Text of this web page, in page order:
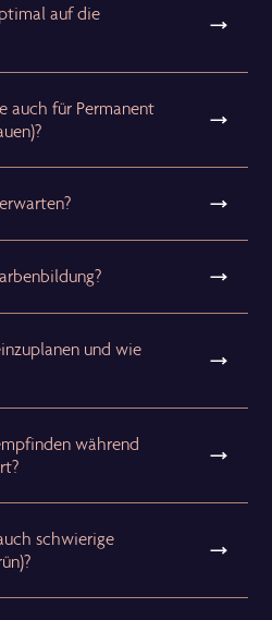
auf die
auch für Permanent
und wie
während
schwierige